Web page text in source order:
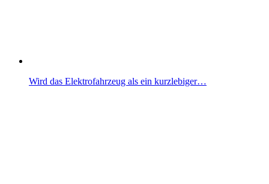
Wird das Elektrofahrzeug als ein kurzlebiger…